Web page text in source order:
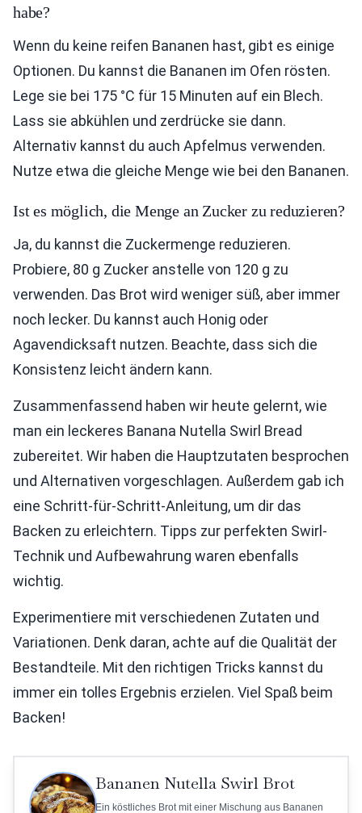
habe?
Wenn du keine reifen Bananen hast, gibt es einige
Optionen. Du kannst die Bananen im Ofen rösten.
Lege sie bei 175 °C für 15 Minuten auf ein Blech.
Lass sie abkühlen und zerdrücke sie dann.
Alternativ kannst du auch Apfelmus verwenden.
Nutze etwa die gleiche Menge wie bei den Bananen.
Ist es möglich, die Menge an Zucker zu reduzieren?
Ja, du kannst die Zuckermenge reduzieren.
Probiere, 80 g Zucker anstelle von 120 g zu
verwenden. Das Brot wird weniger süß, aber immer
noch lecker. Du kannst auch Honig oder
Agavendicksaft nutzen. Beachte, dass sich die
Konsistenz leicht ändern kann.
Zusammenfassend haben wir heute gelernt, wie
man ein leckeres Banana Nutella Swirl Bread
zubereitet. Wir haben die Hauptzutaten besprochen
und Alternativen vorgeschlagen. Außerdem gab ich
eine Schritt-für-Schritt-Anleitung, um dir das
Backen zu erleichtern. Tipps zur perfekten Swirl-
Technik und Aufbewahrung waren ebenfalls
wichtig.
Experimentiere mit verschiedenen Zutaten und
Variationen. Denk daran, achte auf die Qualität der
Bestandteile. Mit den richtigen Tricks kannst du
immer ein tolles Ergebnis erzielen. Viel Spaß beim
Backen!
Bananen Nutella Swirl Brot
Ein köstliches Brot mit einer Mischung aus Bananen